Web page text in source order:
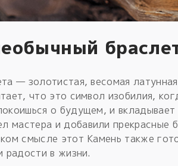
— золотистая, весомая
что это символ изобилия,
о будущем, и
мастера и добавили прекрасные
смысле этот Камень также
радости в жизни.